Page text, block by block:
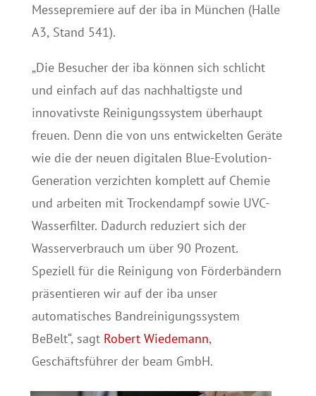
Messepremiere auf der iba in München (Halle
A3, Stand 541).
„Die Besucher der iba können sich schlicht
und einfach auf das nachhaltigste und
innovativste Reinigungssystem überhaupt
freuen. Denn die von uns entwickelten Geräte
wie die der neuen digitalen Blue-Evolution-
Generation verzichten komplett auf Chemie
und arbeiten mit Trockendampf sowie UVC-
Wasserfilter. Dadurch reduziert sich der
Wasserverbrauch um über 90 Prozent.
Speziell für die Reinigung von Förderbändern
präsentieren wir auf der iba unser
automatisches Bandreinigungssystem
BeBelt“, sagt Robert Wiedemann,
Geschäftsführer der beam GmbH.